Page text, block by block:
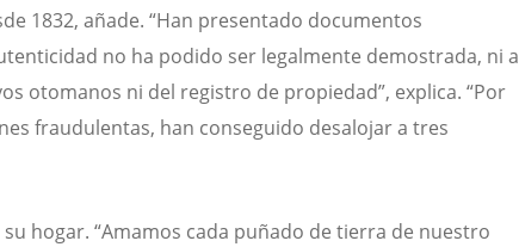
1832, añade. “Han presentado documentos
no ha podido ser legalmente demostrada, ni a
otomanos ni del registro de propiedad”, explica. “Por
fraudulentas, han conseguido desalojar a tres
hogar. “Amamos cada puñado de tierra de nuestro